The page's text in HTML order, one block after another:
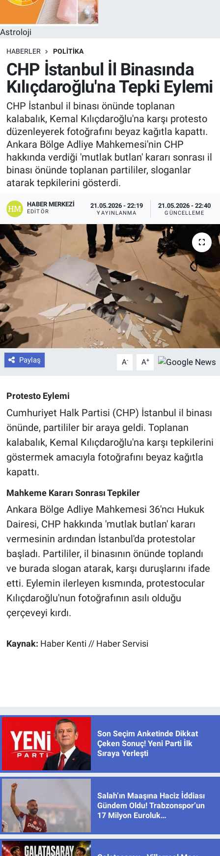
Astroloji
HABERLER POLITIKA
CHP İstanbul İl Binasında
Kılıçdaroğlu'na Tepki Eylemi
CHP İstanbul il binası önünde toplanan
kalabalık, Kemal Kılıçdaroğlu'na karşı protesto
düzenleyerek fotoğrafını beyaz kağıtla kapattı.
Ankara Bölge Adliye Mahkemesi'nin CHP
hakkında verdiği 'mutlak butlan' kararı sonrası il
binası önünde toplanan partililer, sloganlar
atarak tepkilerini gösterdi.
HABER MERKEZI
EDITÖR
21.05.2026 - 22:19
YAYINLANMA
21.05.2026 - 22:40
GÜNCELLEME
Paylaş A- A+
Protesto Eylemi
Cumhuriyet Halk Partisi (CHP) İstanbul il binası
önünde, partililer bir araya geldi. Toplanan
kalabalık, Kemal Kılıçdaroğlu'na karşı tepkilerini
göstermek amacıyla fotoğrafını beyaz kağıtla
kapattı.
Mahkeme Kararı Sonrası Tepkiler
Ankara Bölge Adliye Mahkemesi 36'ncı Hukuk
Dairesi, CHP hakkında 'mutlak butlan' kararı
vermesinin ardından İstanbul'da protestolar
başladı. Partililer, il binasının önünde toplandı
ve burada slogan atarak, karşı duruşlarını ifade
etti. Eylemin ilerleyen kısmında, protestocular
Kılıçdaroğlu'nun fotoğrafının asılı olduğu
çerçeveyi kırdı.
Kaynak: Haber Kenti // Haber Servisi
Son Seçim Anketinde Dikkat
Çeken Sonuç! Yeni Parti İlk
Sıraya Yerleşti
Salah’ın Maaşına Haciz İddiası
Gündem Oldu! Trabzonspor’un
17 Milyon Euroluk